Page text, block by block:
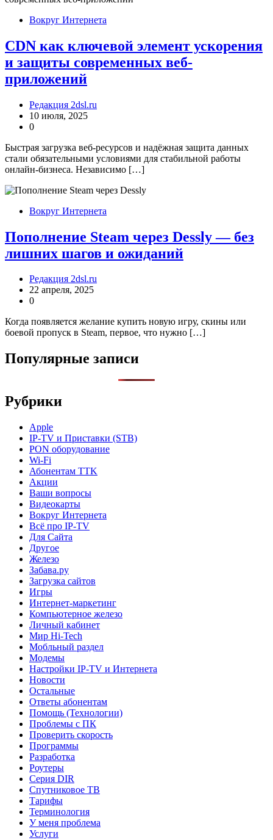
Вокруг Интернета
CDN как ключевой элемент ускорения
и защиты современных веб-
приложений
Редакция 2dsl.ru
10 июля, 2025
0
Быстрая загрузка веб-ресурсов и надёжная защита данных
стали обязательными условиями для стабильной работы
онлайн-бизнеса. Независимо […]
Вокруг Интернета
Пополнение Steam через Dessly — без
лишних шагов и ожиданий
Редакция 2dsl.ru
22 апреля, 2025
0
Когда появляется желание купить новую игру, скины или
боевой пропуск в Steam, первое, что нужно […]
Популярные записи
Рубрики
Apple
IP-TV и Приставки (STB)
PON оборудование
Wi-Fi
Абонентам TTK
Акции
Ваши вопросы
Видеокарты
Вокруг Интернета
Всё про IP-TV
Для Сайта
Другое
Железо
Забава.ру
Загрузка сайтов
Игры
Интернет-маркетинг
Компьютерное железо
Личный кабинет
Мир Hi-Tech
Мобльный раздел
Модемы
Настройки IP-TV и Интернета
Новости
Остальные
Ответы абонентам
Помощь (Технологии)
Проблемы с ПК
Проверить скорость
Программы
Разработка
Роутеры
Серия DIR
Спутниковое ТВ
Тарифы
Терминология
У меня проблема
Услуги